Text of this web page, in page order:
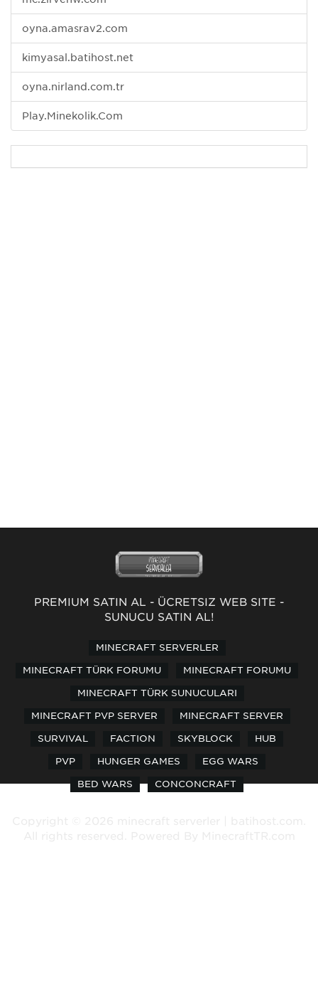
oyna.amasrav2.com
kimyasal.batihost.net
oyna.nirland.com.tr
Play.Minekolik.Com
PREMİUM SATIN AL - ÜCRETSİZ WEB SİTE -
SUNUCU SATIN AL!
MINECRAFT SERVERLER
MINECRAFT TÜRK FORUMU MINECRAFT FORUMU
MINECRAFT TÜRK SUNUCULARI
MINECRAFT PVP SERVER MINECRAFT SERVER
SURVIVAL FACTION SKYBLOCK HUB
PVP HUNGER GAMES EGG WARS
BED WARS CONCONCRAFT